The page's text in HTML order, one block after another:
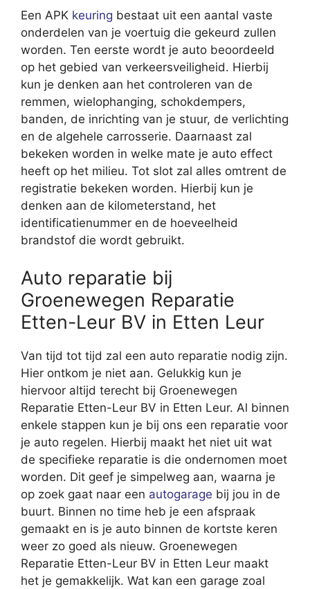
Een APK keuring bestaat uit een aantal vaste
onderdelen van je voertuig die gekeurd zullen
worden. Ten eerste wordt je auto beoordeeld
op het gebied van verkeersveiligheid. Hierbij
kun je denken aan het controleren van de
remmen, wielophanging, schokdempers,
banden, de inrichting van je stuur, de verlichting
en de algehele carrosserie. Daarnaast zal
bekeken worden in welke mate je auto effect
heeft op het milieu. Tot slot zal alles omtrent de
registratie bekeken worden. Hierbij kun je
denken aan de kilometerstand, het
identificatienummer en de hoeveelheid
brandstof die wordt gebruikt.
Auto reparatie bij
Groenewegen Reparatie
Etten-Leur BV in Etten Leur
Van tijd tot tijd zal een auto reparatie nodig zijn.
Hier ontkom je niet aan. Gelukkig kun je
hiervoor altijd terecht bij Groenewegen
Reparatie Etten-Leur BV in Etten Leur. Al binnen
enkele stappen kun je bij ons een reparatie voor
je auto regelen. Hierbij maakt het niet uit wat
de specifieke reparatie is die ondernomen moet
worden. Dit geef je simpelweg aan, waarna je
op zoek gaat naar een autogarage bij jou in de
buurt. Binnen no time heb je een afspraak
gemaakt en is je auto binnen de kortste keren
weer zo goed als nieuw. Groenewegen
Reparatie Etten-Leur BV in Etten Leur maakt
het je gemakkelijk. Wat kan een garage zoal